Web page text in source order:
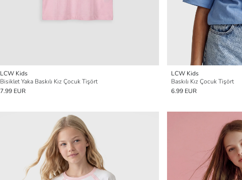
LCW Kids
Bisiklet Yaka Baskılı Kız Çocuk Tişört
7.99 EUR
LCW Kids
Baskılı Kız Çocuk Tişört
6.99 EUR